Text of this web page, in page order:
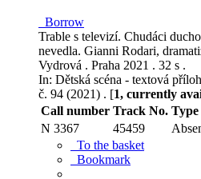
Borrow
Trable s televizí. Chudáci
nevedla. Gianni Rodari,
Vydrová . Praha 2021 . 32 s .
In: Dětská scéna - textová
č. 94 (2021) . [1, currently
Call number Track No. Type
N 3367
45459
To the basket
Bookmark